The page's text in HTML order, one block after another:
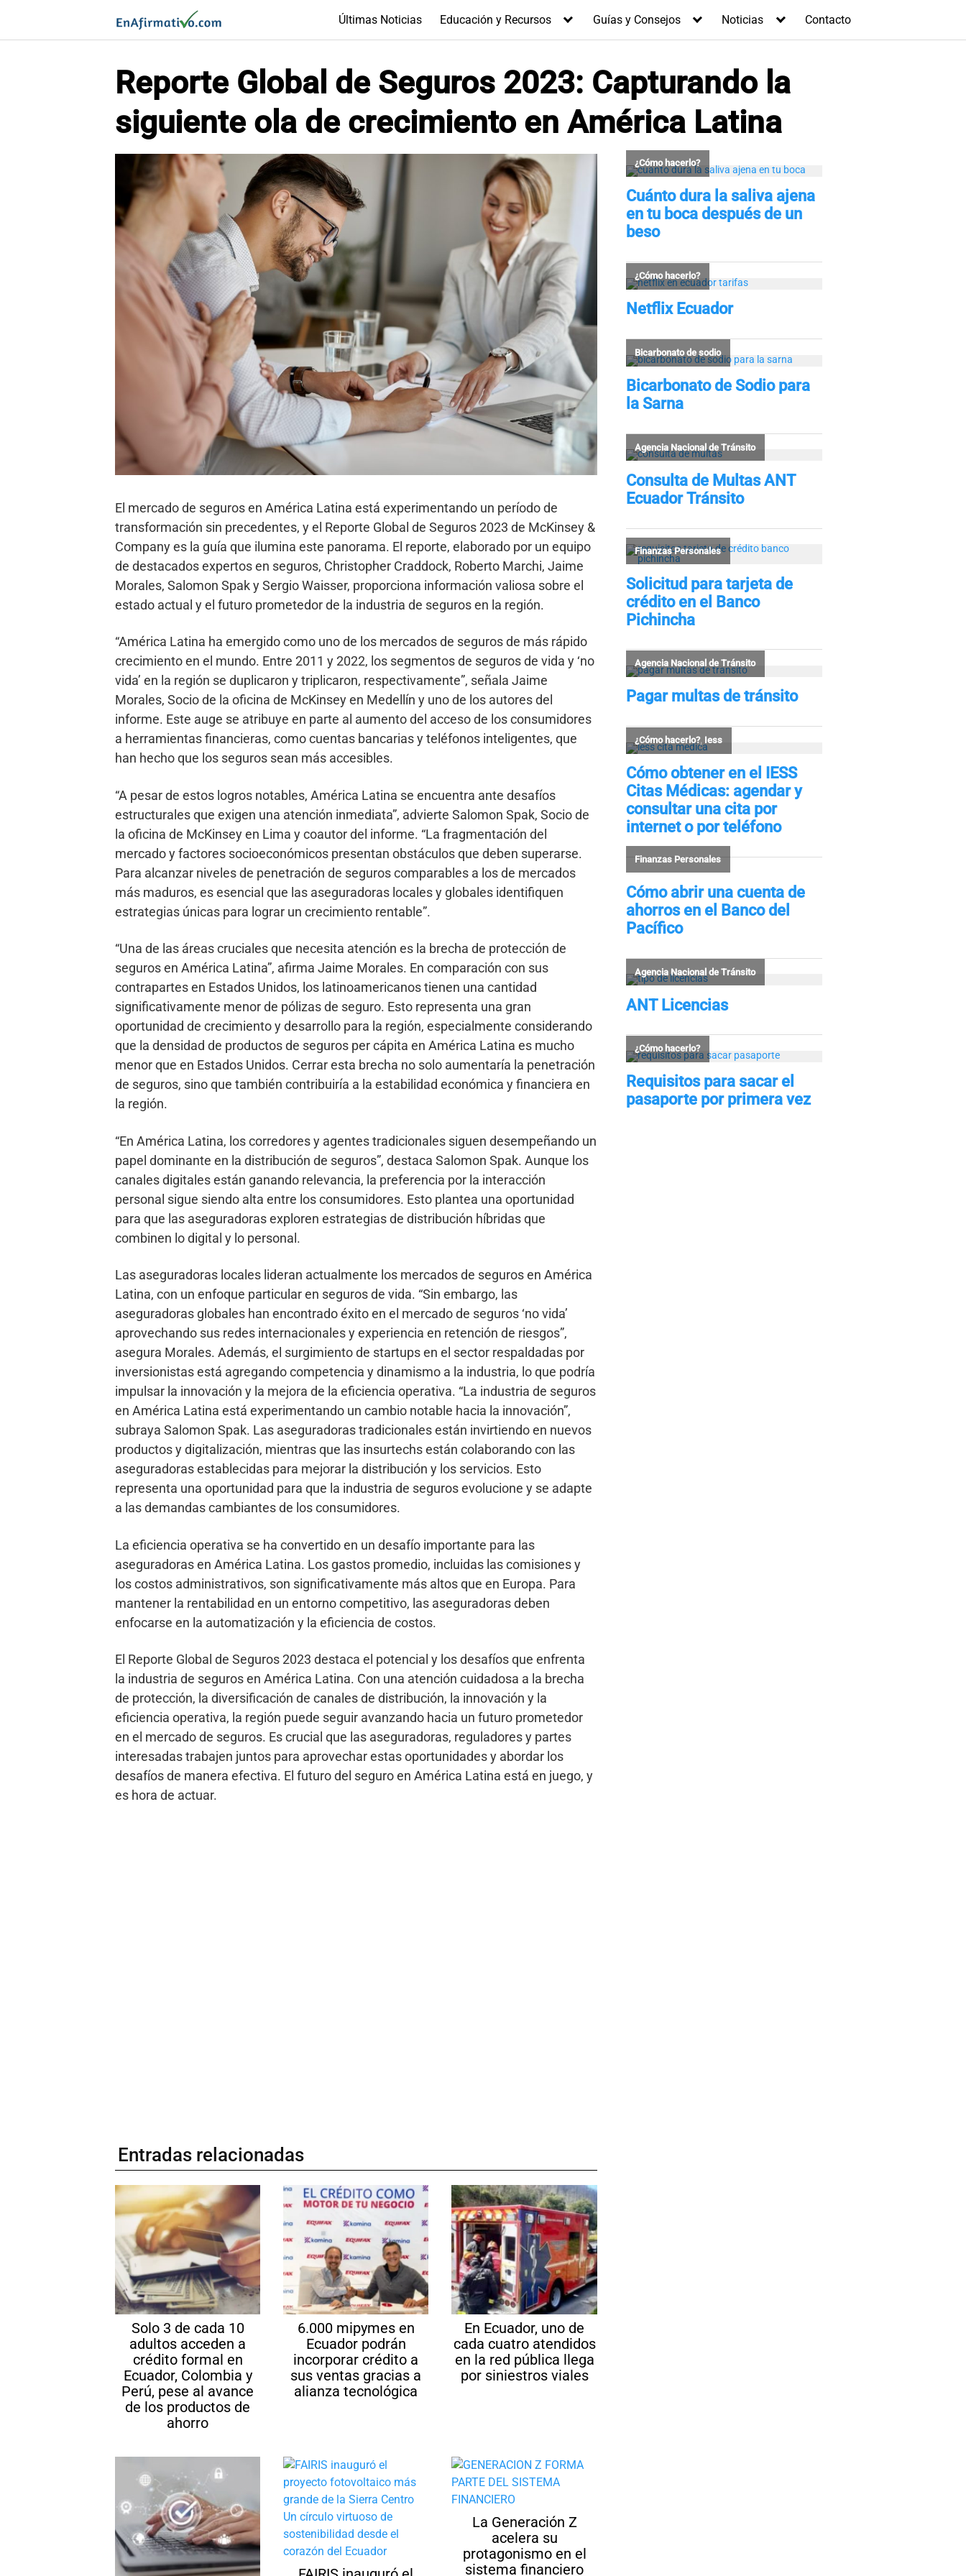
contenido
Últimas Noticias Educación y Recursos Guías y Consejos Noticias Contacto
Reporte Global de Seguros 2023: Capturando la
siguiente ola de crecimiento en América Latina
El mercado de seguros en América Latina está experimentando un período de
transformación sin precedentes, y el Reporte Global de Seguros 2023 de McKinsey &
Company es la guía que ilumina este panorama. El reporte, elaborado por un equipo
de destacados expertos en seguros, Christopher Craddock, Roberto Marchi, Jaime
Morales, Salomon Spak y Sergio Waisser, proporciona información valiosa sobre el
estado actual y el futuro prometedor de la industria de seguros en la región.
“América Latina ha emergido como uno de los mercados de seguros de más rápido
crecimiento en el mundo. Entre 2011 y 2022, los segmentos de seguros de vida y ‘no
vida’ en la región se duplicaron y triplicaron, respectivamente”, señala Jaime
Morales, Socio de la oficina de McKinsey en Medellín y uno de los autores del
informe. Este auge se atribuye en parte al aumento del acceso de los consumidores
a herramientas financieras, como cuentas bancarias y teléfonos inteligentes, que
han hecho que los seguros sean más accesibles.
“A pesar de estos logros notables, América Latina se encuentra ante desafíos
estructurales que exigen una atención inmediata”, advierte Salomon Spak, Socio de
la oficina de McKinsey en Lima y coautor del informe. “La fragmentación del
mercado y factores socioeconómicos presentan obstáculos que deben superarse.
Para alcanzar niveles de penetración de seguros comparables a los de mercados
más maduros, es esencial que las aseguradoras locales y globales identifiquen
estrategias únicas para lograr un crecimiento rentable”.
“Una de las áreas cruciales que necesita atención es la brecha de protección de
seguros en América Latina”, afirma Jaime Morales. En comparación con sus
contrapartes en Estados Unidos, los latinoamericanos tienen una cantidad
significativamente menor de pólizas de seguro. Esto representa una gran
oportunidad de crecimiento y desarrollo para la región, especialmente considerando
que la densidad de productos de seguros per cápita en América Latina es mucho
menor que en Estados Unidos. Cerrar esta brecha no solo aumentaría la penetración
de seguros, sino que también contribuiría a la estabilidad económica y financiera en
la región.
“En América Latina, los corredores y agentes tradicionales siguen desempeñando un
papel dominante en la distribución de seguros”, destaca Salomon Spak. Aunque los
canales digitales están ganando relevancia, la preferencia por la interacción
personal sigue siendo alta entre los consumidores. Esto plantea una oportunidad
para que las aseguradoras exploren estrategias de distribución híbridas que
combinen lo digital y lo personal.
Las aseguradoras locales lideran actualmente los mercados de seguros en América
Latina, con un enfoque particular en seguros de vida. “Sin embargo, las
aseguradoras globales han encontrado éxito en el mercado de seguros ‘no vida’
aprovechando sus redes internacionales y experiencia en retención de riesgos”,
asegura Morales. Además, el surgimiento de startups en el sector respaldadas por
inversionistas está agregando competencia y dinamismo a la industria, lo que podría
impulsar la innovación y la mejora de la eficiencia operativa. “La industria de seguros
en América Latina está experimentando un cambio notable hacia la innovación”,
subraya Salomon Spak. Las aseguradoras tradicionales están invirtiendo en nuevos
productos y digitalización, mientras que las insurtechs están colaborando con las
aseguradoras establecidas para mejorar la distribución y los servicios. Esto
representa una oportunidad para que la industria de seguros evolucione y se adapte
a las demandas cambiantes de los consumidores.
La eficiencia operativa se ha convertido en un desafío importante para las
aseguradoras en América Latina. Los gastos promedio, incluidas las comisiones y
los costos administrativos, son significativamente más altos que en Europa. Para
mantener la rentabilidad en un entorno competitivo, las aseguradoras deben
enfocarse en la automatización y la eficiencia de costos.
El Reporte Global de Seguros 2023 destaca el potencial y los desafíos que enfrenta
la industria de seguros en América Latina. Con una atención cuidadosa a la brecha
de protección, la diversificación de canales de distribución, la innovación y la
eficiencia operativa, la región puede seguir avanzando hacia un futuro prometedor
en el mercado de seguros. Es crucial que las aseguradoras, reguladores y partes
interesadas trabajen juntos para aprovechar estas oportunidades y abordar los
desafíos de manera efectiva. El futuro del seguro en América Latina está en juego, y
es hora de actuar.
Entradas relacionadas
Solo 3 de cada 10
adultos acceden a
crédito formal en
Ecuador, Colombia y
Perú, pese al avance
de los productos de
ahorro
6.000 mipymes en
Ecuador podrán
incorporar crédito a
sus ventas gracias a
alianza tecnológica
En Ecuador, uno de
cada cuatro atendidos
en la red pública llega
por siniestros viales
La Generación Z
acelera su
protagonismo en el
sistema financiero